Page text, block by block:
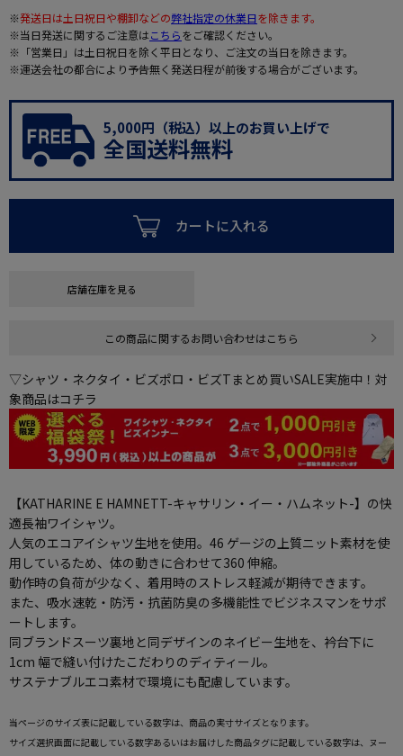
※発送日は土日祝日や棚卸などの弊社指定の休業日を除きます。
※当日発送に関するご注意はこちらをご確認ください。
※「営業日」は土日祝日を除く平日となり、ご注文の当日を除きます。
※運送会社の都合により予告無く発送日程が前後する場合がございます。
5,000円（税込）以上のお買い上げで
全国送料無料
カートに入れる
店舗在庫を見る
この商品に関するお問い合わせはこちら
▽シャツ・ネクタイ・ビズポロ・ビズTまとめ買いSALE実施中！対
象商品はコチラ
【KATHARINE E HAMNETT-キャサリン・イー・ハムネット-】の快
適長袖ワイシャツ。
人気のエコアイシャツ生地を使用。46 ゲージの上質ニット素材を使
用しているため、体の動きに合わせて360 伸縮。
動作時の負荷が少なく、着用時のストレス軽減が期待できます。
また、吸水速乾・防汚・抗菌防臭の多機能性でビジネスマンをサポ
ートします。
同ブランドスーツ裏地と同デザインのネイビー生地を、衿台下に
1cm 幅で縫い付けたこだわりのディティール。
サステナブルエコ素材で環境にも配慮しています。
当ページのサイズ表に記載している数字は、商品の実寸サイズとなります。
サイズ選択画面に記載している数字あるいはお届けした商品タグに記載している数字は、ヌー